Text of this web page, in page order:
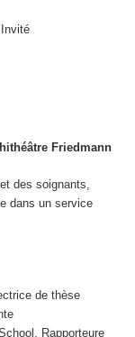
Friedmann
des soignants,
dans un service
de thèse
Rapporteure